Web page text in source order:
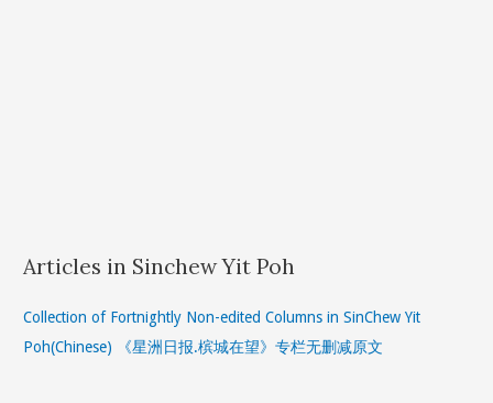
Articles in Sinchew Yit Poh
Collection of Fortnightly Non-edited Columns in SinChew Yit
Poh(Chinese) 《星洲日报.槟城在望》专栏无删减原文